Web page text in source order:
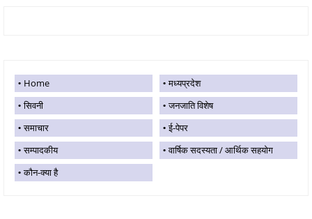
Home
मध्यप्रदेश
सिवनी
जनजाति विशेष
समाचार
ई-पेपर
सम्पादकीय
वार्षिक सदस्यता / आर्थिक सहयोग
कौन-क्या है